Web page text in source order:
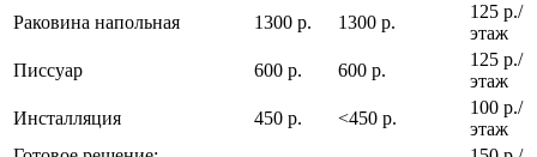
Раковина напольная
1300 р. 1300 р.
125 р./
этаж
Писсуар
600 р. 600 р.
125 р./
этаж
Инсталляция
450 р. <450 р.
100 р./
этаж